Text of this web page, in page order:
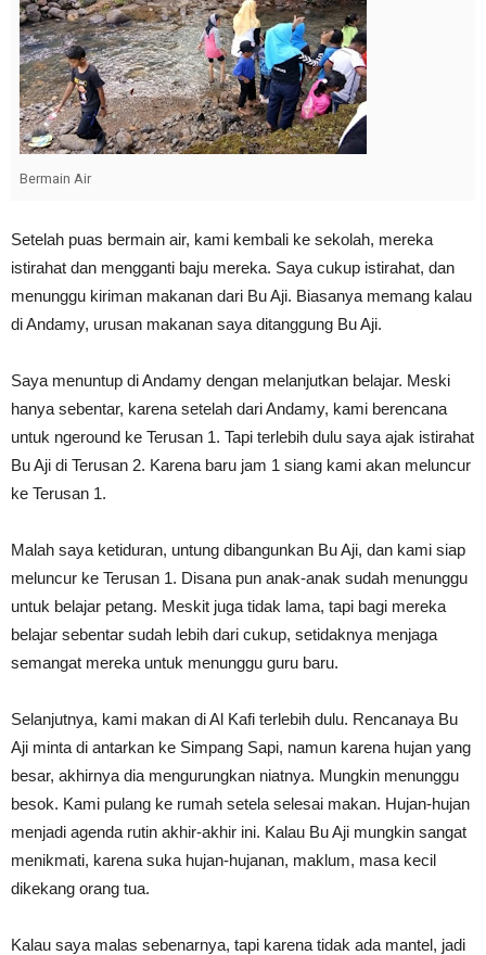
Bermain Air
Setelah puas bermain air, kami kembali ke sekolah, mereka
istirahat dan mengganti baju mereka. Saya cukup istirahat, dan
menunggu kiriman makanan dari Bu Aji. Biasanya memang kalau
di Andamy, urusan makanan saya ditanggung Bu Aji.
Saya menuntup di Andamy dengan melanjutkan belajar. Meski
hanya sebentar, karena setelah dari Andamy, kami berencana
untuk ngeround ke Terusan 1. Tapi terlebih dulu saya ajak istirahat
Bu Aji di Terusan 2. Karena baru jam 1 siang kami akan meluncur
ke Terusan 1.
Malah saya ketiduran, untung dibangunkan Bu Aji, dan kami siap
meluncur ke Terusan 1. Disana pun anak-anak sudah menunggu
untuk belajar petang. Meskit juga tidak lama, tapi bagi mereka
belajar sebentar sudah lebih dari cukup, setidaknya menjaga
semangat mereka untuk menunggu guru baru.
Selanjutnya, kami makan di Al Kafi terlebih dulu. Rencanaya Bu
Aji minta di antarkan ke Simpang Sapi, namun karena hujan yang
besar, akhirnya dia mengurungkan niatnya. Mungkin menunggu
besok. Kami pulang ke rumah setela selesai makan. Hujan-hujan
menjadi agenda rutin akhir-akhir ini. Kalau Bu Aji mungkin sangat
menikmati, karena suka hujan-hujanan, maklum, masa kecil
dikekang orang tua.
Kalau saya malas sebenarnya, tapi karena tidak ada mantel, jadi